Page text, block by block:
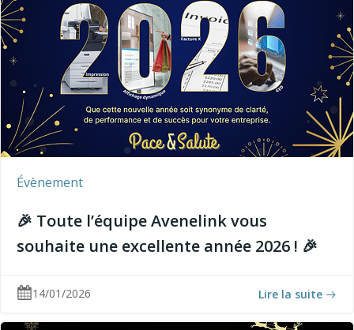
Évènement
🎉 Toute l’équipe Avenelink vous
souhaite une excellente année 2026 ! 🎉
14/01/2026 Lire la suite